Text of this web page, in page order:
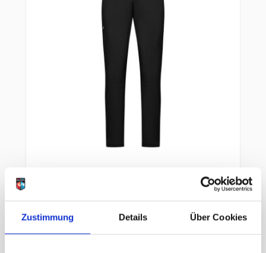
Zustimmung Details Über Cookies
Salewa Pedroc 5 DST Pant Damen
119,95 €